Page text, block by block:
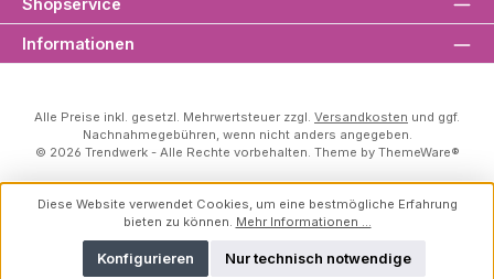
Informationen
Alle Preise inkl. gesetzl. Mehrwertsteuer zzgl. Versandkosten und ggf.
Nachnahmegebühren, wenn nicht anders angegeben.
© 2026 Trendwerk - Alle Rechte vorbehalten. Theme by ThemeWare®
Diese Website verwendet Cookies, um eine bestmögliche Erfahrung
bieten zu können. Mehr Informationen ...
Nur technisch notwendige
Konfigurieren